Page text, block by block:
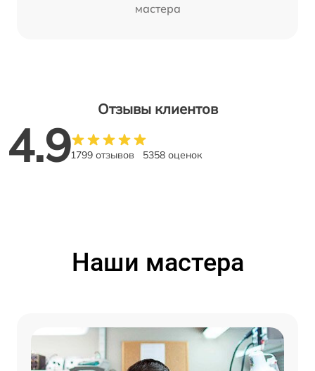
мастера
Отзывы клиентов
4.91799 отзывов 5358 оценок
Наши мастера